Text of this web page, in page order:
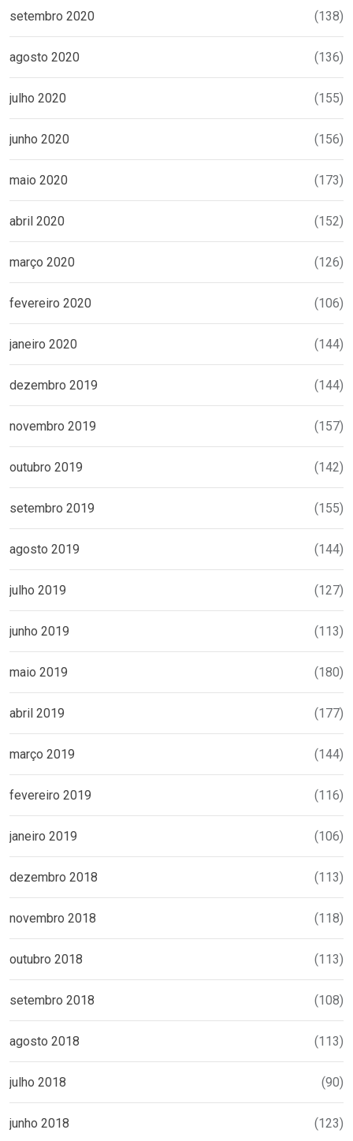
setembro 2020 (138)
agosto 2020 (136)
julho 2020 (155)
junho 2020 (156)
maio 2020 (173)
abril 2020 (152)
março 2020 (126)
fevereiro 2020 (106)
janeiro 2020 (144)
dezembro 2019 (144)
novembro 2019 (157)
outubro 2019 (142)
setembro 2019 (155)
agosto 2019 (144)
julho 2019 (127)
junho 2019 (113)
maio 2019 (180)
abril 2019 (177)
março 2019 (144)
fevereiro 2019 (116)
janeiro 2019 (106)
dezembro 2018 (113)
novembro 2018 (118)
outubro 2018 (113)
setembro 2018 (108)
agosto 2018 (113)
julho 2018 (90)
junho 2018 (123)